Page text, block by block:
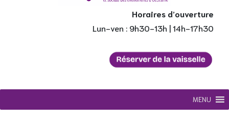
Horaires d’ouverture
Lun-ven : 9h30-13h | 14h-17h30
MENU